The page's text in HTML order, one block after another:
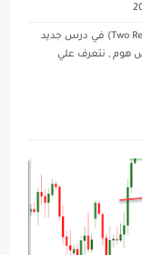
المختصر المفيد | شمعتي الانعكاس (Two Reversal candles) في درس جديد
هوم , نتعرف علي